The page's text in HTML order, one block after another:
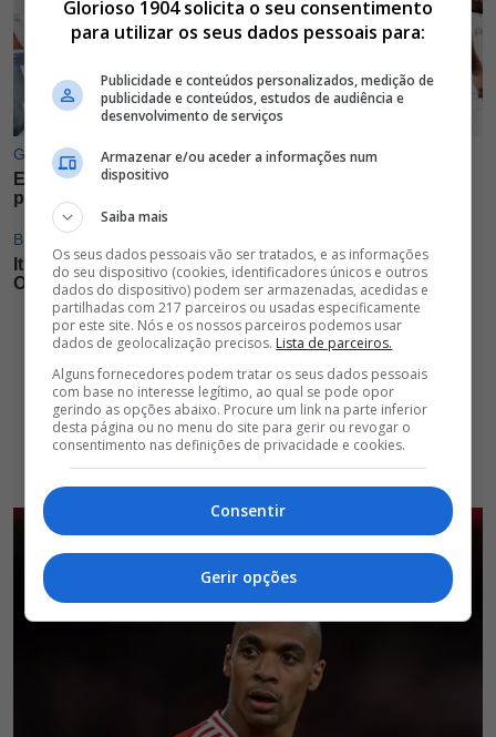
Glorioso 1904 solicita o seu consentimento
para utilizar os seus dados pessoais para:
Publicidade e conteúdos personalizados, medição de
publicidade e conteúdos, estudos de audiência e
desenvolvimento de serviços
Armazenar e/ou aceder a informações num
dispositivo
Saiba mais
Os seus dados pessoais vão ser tratados, e as informações
do seu dispositivo (cookies, identificadores únicos e outros
dados do dispositivo) podem ser armazenadas, acedidas e
partilhadas com 217 parceiros ou usadas especificamente
por este site. Nós e os nossos parceiros podemos usar
dados de geolocalização precisos. Lista de parceiros.
Alguns fornecedores podem tratar os seus dados pessoais
com base no interesse legítimo, ao qual se pode opor
gerindo as opções abaixo. Procure um link na parte inferior
desta página ou no menu do site para gerir ou revogar o
consentimento nas definições de privacidade e cookies.
Consentir
Gerir opções